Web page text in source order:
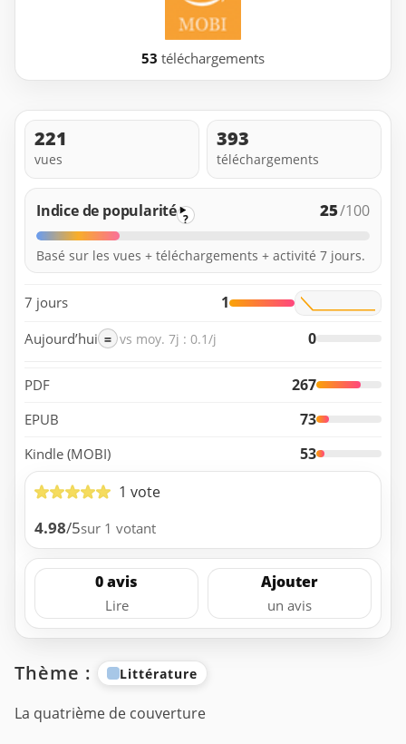
53 téléchargements
221
vues
393
téléchargements
Indice de popularité ? 25/100
Basé sur les vues + téléchargements + activité 7 jours.
7 jours 1
Aujourd’hui = vs moy. 7j : 0.1/j 0
PDF 267
EPUB 73
Kindle (MOBI)
53
1 vote
4.98/5sur 1 votant
0 avis
Lire
Ajouter
un avis
Thème : Littérature
La quatrième de couverture